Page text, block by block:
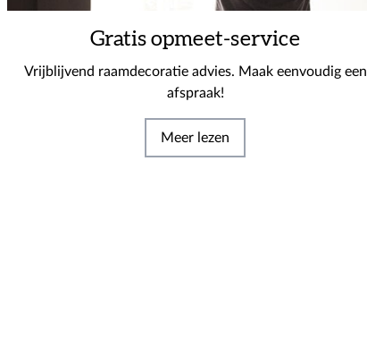
Gratis opmeet-service
Vrijblijvend raamdecoratie advies. Maak eenvoudig een
afspraak!
Meer lezen